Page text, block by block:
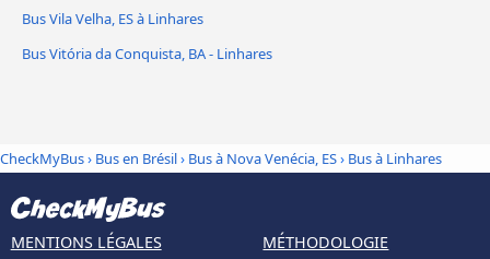
Bus Vila Velha, ES à Linhares
Bus Vitória da Conquista, BA - Linhares
CheckMyBus› Bus en Brésil› Bus à Nova Venécia, ES› Bus à Linhares
MENTIONS LÉGALES MÉTHODOLOGIE